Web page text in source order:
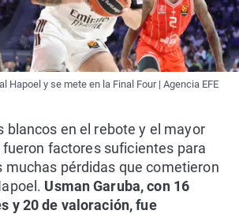
Hapoel y se mete en la Final Four | Agencia EFE
blancos en el rebote y el mayor
factores suficientes para
muchas pérdidas que cometieron
Usman Garuba, con 16
y 20 de valoración, fue